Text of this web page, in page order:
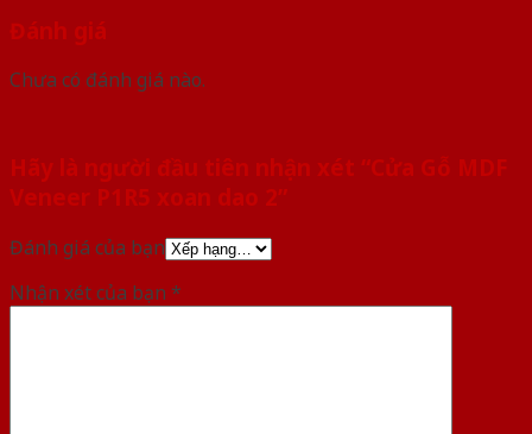
Đánh giá
Chưa có đánh giá nào.
Hãy là người đầu tiên nhận xét “Cửa Gỗ MDF
Veneer P1R5 xoan dao 2”
Đánh giá của bạn
Nhận xét của bạn *